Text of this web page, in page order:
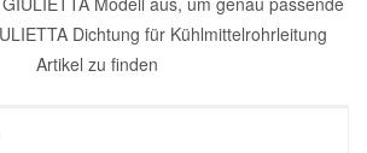
Dichtung für Kühlmittelrohrleitung
Artikel zu finden